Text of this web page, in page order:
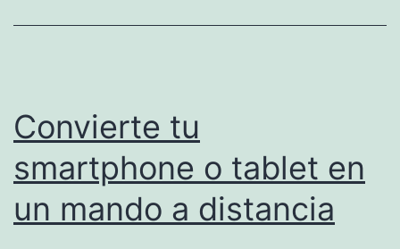
Convierte tu
smartphone o tablet en
un mando a distancia